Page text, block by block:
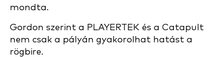
mondta.
Gordon szerint a PLAYERTEK és a Catapult
nem csak a pályán gyakorolhat hatást a
rögbire.